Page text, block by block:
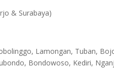
& Surabaya)
Lamongan, Tuban,
Bondowoso, Kediri,